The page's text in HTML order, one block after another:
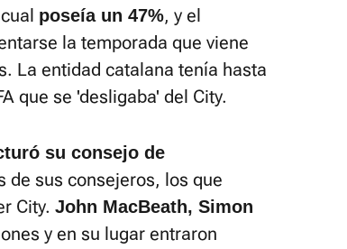
poseía un 47%, y el
la temporada que viene
La entidad catalana tenía hasta
que se 'desligaba' del City.
su consejo de
de sus consejeros, los que
City. John MacBeath, Simon
y en su lugar entraron